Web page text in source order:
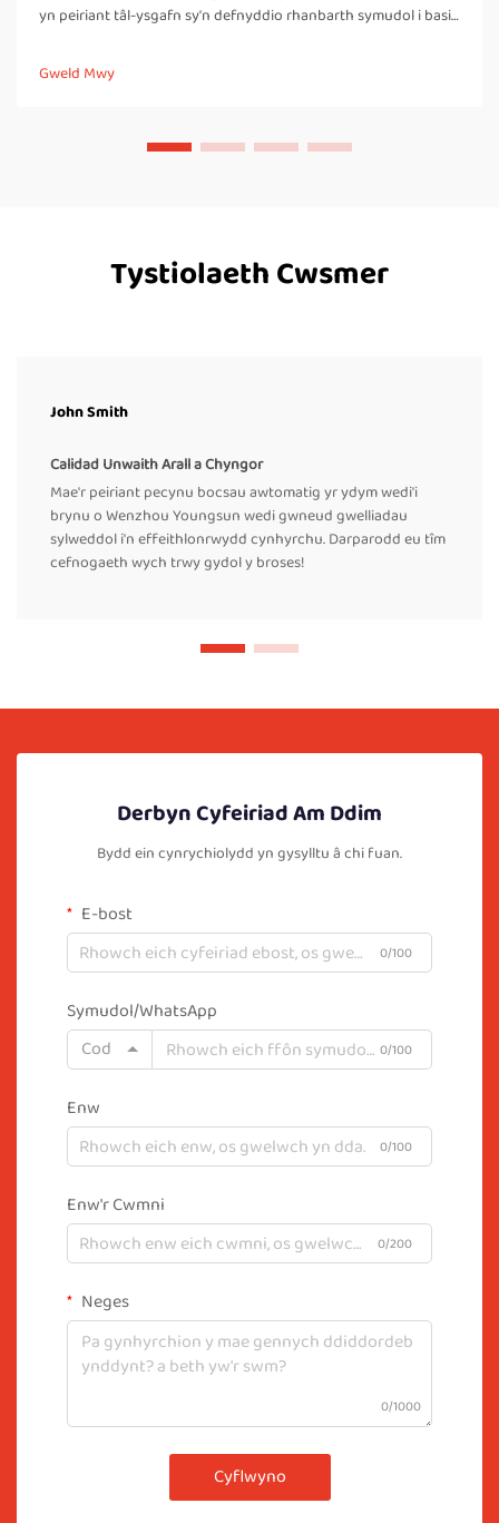
yn peiriant tâl-ysgafn sy'n defnyddio rhanbarth symudol i basio
seal cryf a chau-gofal. Wneir hyn yn wahanol i seilyddion taro
llawer, lle...
Gweld Mwy
Tystiolaeth Cwsmer
John Smith
Calidad Unwaith Arall a Chyngor
Mae'r peiriant pecynu bocsau awtomatig yr ydym wedi'i
brynu o Wenzhou Youngsun wedi gwneud gwelliadau
sylweddol i'n effeithlonrwydd cynhyrchu. Darparodd eu tîm
cefnogaeth wych trwy gydol y broses!
Derbyn Cyfeiriad Am Ddim
Bydd ein cynrychiolydd yn gysylltu â chi fuan.
E-bost
0/100
Symudol/WhatsApp
Cod
0/100
Enw
0/100
Enw'r Cwmni
0/200
Neges
0/1000
Cyflwyno